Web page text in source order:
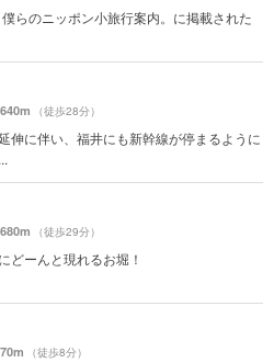
らのニッポン小旅行案内。に掲載された
（徒歩28分）
伸に伴い、福井にも新幹線が停まるように
（徒歩29分）
どーんと現れるお堀！
（徒歩8分）